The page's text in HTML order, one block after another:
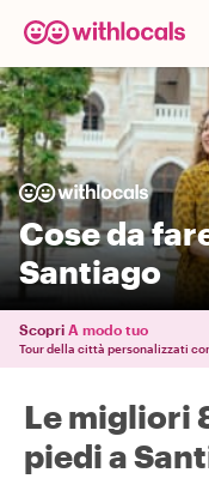
Cose da
Santiago
Scopri A modo tuo
Tour della città personalizzati
Le migliori
piedi a